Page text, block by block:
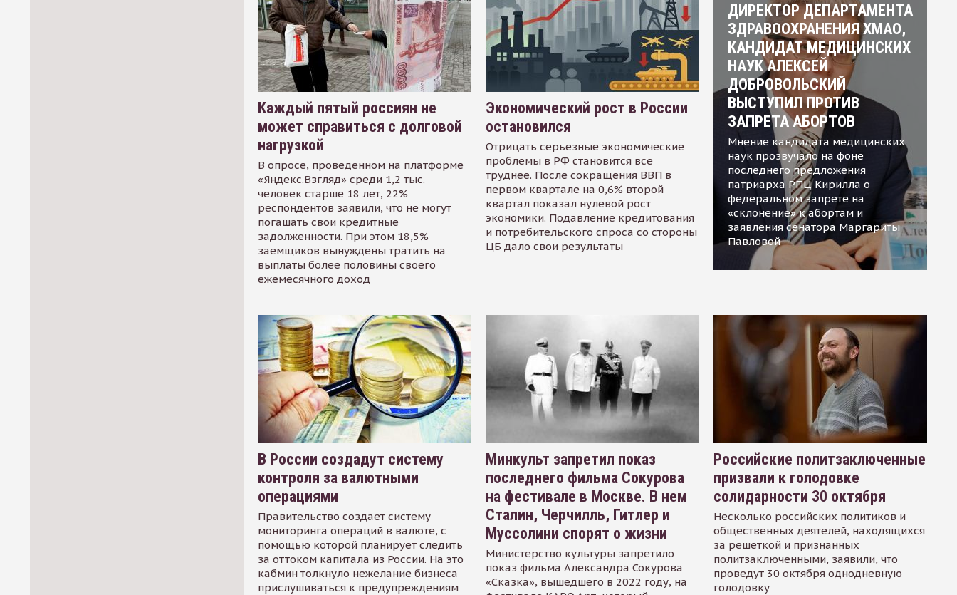
Каждый пятый россиян не
может справиться с долговой
нагрузкой
В опросе, проведенном на платформе
«Яндекс.Взгляд» среди 1,2 тыс.
человек старше 18 лет, 22%
респондентов заявили, что не могут
погашать свои кредитные
задолженности. При этом 18,5%
заемщиков вынуждены тратить на
выплаты более половины своего
ежемесячного доход
Экономический рост в России
остановился
Отрицать серьезные экономические
проблемы в РФ становится все
труднее. После сокращения ВВП в
первом квартале на 0,6% второй
квартал показал нулевой рост
экономики. Подавление кредитования
и потребительского спроса со стороны
ЦБ дало свои результаты
ДИРЕКТОР ДЕПАРТАМЕНТА
ЗДРАВООХРАНЕНИЯ ХМАО,
КАНДИДАТ МЕДИЦИНСКИХ
НАУК АЛЕКСЕЙ
ДОБРОВОЛЬСКИЙ
ВЫСТУПИЛ ПРОТИВ
ЗАПРЕТА АБОРТОВ
Мнение кандидата медицинских
наук прозвучало на фоне
последнего предложения
патриарха РПЦ Кирилла о
федеральном запрете на
«склонение» к абортам и
заявления сенатора Маргариты
Павловой
В России создадут систему
контроля за валютными
операциями
Правительство создает систему
мониторинга операций в валюте, с
помощью которой планирует следить
за оттоком капитала из России. На это
кабмин толкнуло нежелание бизнеса
прислушиваться к предупреждениям
Минкульт запретил показ
последнего фильма Сокурова
на фестивале в Москве. В нем
Сталин, Черчилль, Гитлер и
Муссолини спорят о жизни
Министерство культуры запретило
показ фильма Александра Сокурова
«Сказка», вышедшего в 2022 году, на
Российские политзаключенные
призвали к голодовке
солидарности 30 октября
Несколько российских политиков и
общественных деятелей, находящихся
за решеткой и признанных
политзаключенными, заявили, что
проведут 30 октября однодневную
голодовку